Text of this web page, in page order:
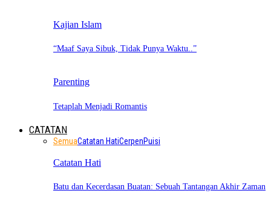
Kajian Islam
“Maaf Saya Sibuk, Tidak Punya Waktu..”
Parenting
Tetaplah Menjadi Romantis
CATATAN
SemuaCatatan HatiCerpenPuisi
Catatan Hati
Batu dan Kecerdasan Buatan: Sebuah Tantangan Akhir Zaman